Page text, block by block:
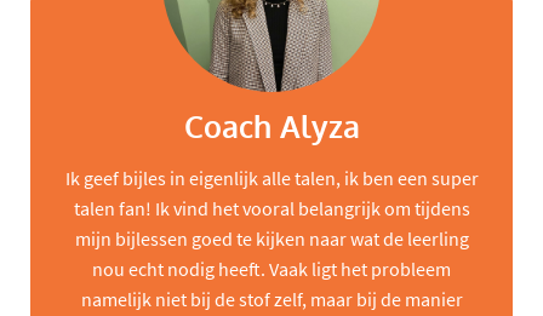
Coach Alyza
Ik geef bijles in eigenlijk alle talen, ik ben een super
talen fan! Ik vind het vooral belangrijk om tijdens
mijn bijlessen goed te kijken naar wat de leerling
nou echt nodig heeft. Vaak ligt het probleem
namelijk niet bij de stof zelf, maar bij de manier